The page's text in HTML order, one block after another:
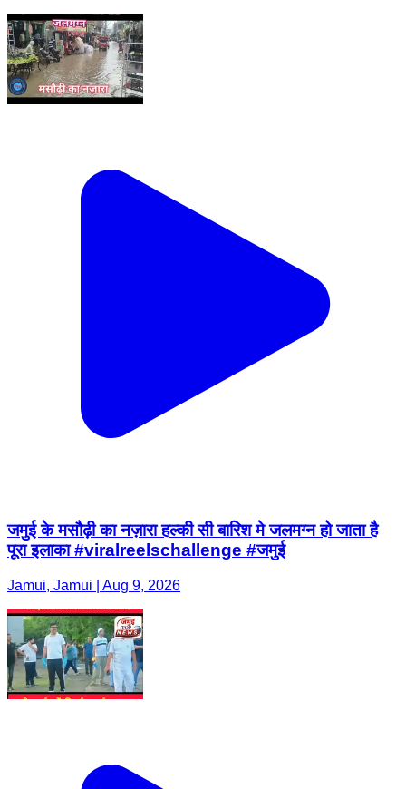
जमुई के मसौढ़ी का नज़ारा हल्की सी बारिश मे जलमग्न हो जाता है
पूरा इलाका #viralreelschallenge #जमुई
Jamui, Jamui | Aug 9, 2026